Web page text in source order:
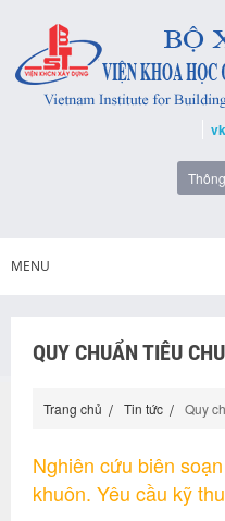
MENU
QUY CHUẨN TIÊU
Trang chủ Tin tức Quy
Nghiên cứu biên
khuôn. Yêu cầu kỹ